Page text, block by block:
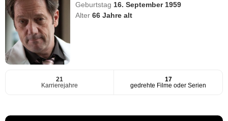
Geburtstag 16. September 1959
Alter66 Jahre alt
21
Karrierejahre
17
gedrehte Filme oder Serien